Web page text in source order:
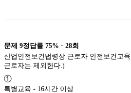
문제 9정답률 75% · 28회
산업안전보건법령상 근로자 안전보건교
근로자는 제외한다.)
①
특별교육 - 16시간 이상